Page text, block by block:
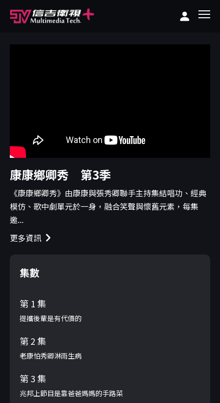
康康鄉卿秀 第3季
《康康鄉卿秀》由康康與張秀卿聯手主持集結唱功、經典
模仿、歌中劇單元於一身，融合笑聲與懷舊元素，每集
邀...
更多資訊
集數
第 1 集
提攜後輩是有代價的
第 2 集
老康怕秀卿淋雨生病
第 3 集
兆邦上節目是靠爸爸媽媽的手路菜